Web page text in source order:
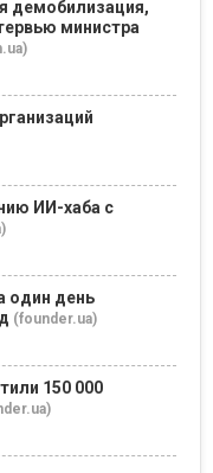
демобилизация,
министра
ИИ-хаба с
один день
(founder.ua)
150 000